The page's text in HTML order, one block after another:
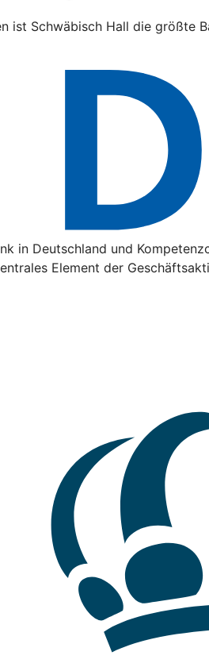
ist Schwäbisch Hall die größte
in Deutschland und
Element der